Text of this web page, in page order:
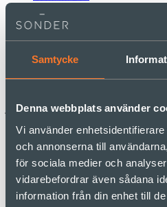
Samtycke
Denna webbplats använder
Vi använder
och annonserna till
för sociala medier och
vidarebefordrar även sådana
information från din enhet till
Podd
skitsystem med Jonas
jobbet – och hur vi kan ta tillbaka
Sonderpodden
Jonas Söderström är en pionjär
som författare till boken ”Djävla
arbetsmiljö stressar oss på jobbet –
kontrollen”. Boken handlar om hur